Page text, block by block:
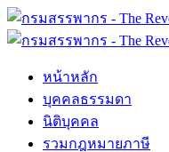
หน้าหลัก
บุคคลธรรมดา
นิติบุคคล
รวมกฎหมายภาษี